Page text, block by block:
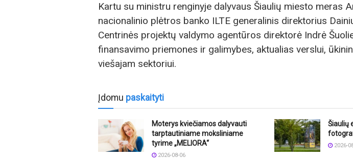
Kartu su ministru renginyje dalyvaus Šiaulių miesto meras
nacionalinio plėtros banko ILTE generalinis direktorius
Centrinės projektų valdymo agentūros direktorė Indrė
finansavimo priemones ir galimybes, aktualias verslui,
viešajam sektoriui.
Įdomu paskaityti
Moterys kviečiamos dalyvauti
tarptautiniame moksliniame
tyrime „MELIORA“
2026-08-06
Šiaulių
2026-